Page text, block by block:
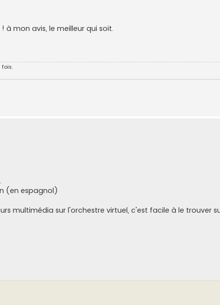
à mon avis, le meilleur qui soit.
fois.
(en espagnol)
multimédia sur l'orchestre virtuel, c'est facile à le trouver